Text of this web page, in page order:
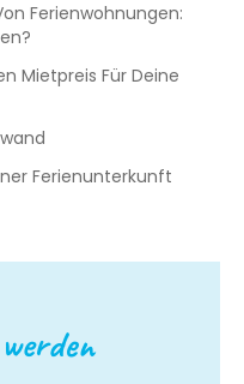
Ferienwohnungen:
Mietpreis Für Deine
Ferienunterkunft